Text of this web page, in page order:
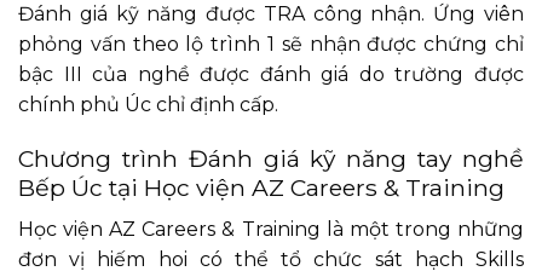
Đánh giá kỹ năng được TRA công nhận. Ứng viên
phỏng vấn theo lộ trình 1 sẽ nhận được chứng chỉ
bậc III của nghề được đánh giá do trường được
chính phủ Úc chỉ định cấp.
Chương trình Đánh giá kỹ năng tay nghề
Bếp Úc tại Học viện AZ Careers & Training
Học viện AZ Careers & Training là một trong những
đơn vị hiếm hoi có thể tổ chức sát hạch Skills